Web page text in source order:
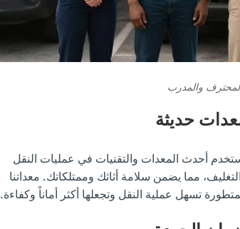
والمدرب
حديثة
أحدث المعدات والتقنيات في عمليات النقل
مما يضمن سلامة أثاثك وممتلكاتك. معداتنا
تسهل عملية النقل وتجعلها أكثر أماناً وكفاءة.